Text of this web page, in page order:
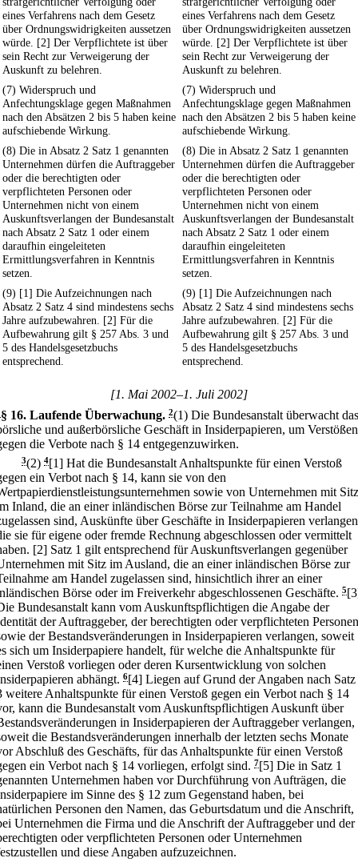
eines Verfahrens nach dem Gesetz
über Ordnungswidrigkeiten aussetzen
würde. [2] Der Verpflichtete ist über
sein Recht zur Verweigerung der
Auskunft zu belehren.
eines Verfahrens nach dem Gesetz
über Ordnungswidrigkeiten aussetzen
würde. [2] Der Verpflichtete ist über
sein Recht zur Verweigerung der
Auskunft zu belehren.
(7) Widerspruch und
Anfechtungsklage gegen Maßnahmen
nach den Absätzen 2 bis 5 haben keine
aufschiebende Wirkung.
(7) Widerspruch und
Anfechtungsklage gegen Maßnahmen
nach den Absätzen 2 bis 5 haben keine
aufschiebende Wirkung.
(8) Die in Absatz 2 Satz 1 genannten
Unternehmen dürfen die Auftraggeber
oder die berechtigten oder
verpflichteten Personen oder
Unternehmen nicht von einem
Auskunftsverlangen der Bundesanstalt
nach Absatz 2 Satz 1 oder einem
daraufhin eingeleiteten
Ermittlungsverfahren in Kenntnis
setzen.
(8) Die in Absatz 2 Satz 1 genannten
Unternehmen dürfen die Auftraggeber
oder die berechtigten oder
verpflichteten Personen oder
Unternehmen nicht von einem
Auskunftsverlangen der Bundesanstalt
nach Absatz 2 Satz 1 oder einem
daraufhin eingeleiteten
Ermittlungsverfahren in Kenntnis
setzen.
(9) [1] Die Aufzeichnungen nach
Absatz 2 Satz 4 sind mindestens sechs
Jahre aufzubewahren. [2] Für die
Aufbewahrung gilt § 257 Abs. 3 und
5 des Handelsgesetzbuchs
entsprechend.
(9) [1] Die Aufzeichnungen nach
Absatz 2 Satz 4 sind mindestens sechs
Jahre aufzubewahren. [2] Für die
Aufbewahrung gilt § 257 Abs. 3 und
5 des Handelsgesetzbuchs
entsprechend.
[1. Mai 2002–1. Juli 2002]
§ 16. Laufende Überwachung. 2(1) Die Bundesanstalt überwacht das
und außerbörsliche Geschäft in Insiderpapieren, um Verstößen
die Verbote nach § 14 entgegenzuwirken.
3(2) 4[1] Hat die Bundesanstalt Anhaltspunkte für einen Verstoß
ein Verbot nach § 14, kann sie von den
sowie von Unternehmen mit Sitz
Inland, die an einer inländischen Börse zur Teilnahme am Handel
sind, Auskünfte über Geschäfte in Insiderpapieren
sie für eigene oder fremde Rechnung abgeschlossen oder vermittelt
[2] Satz 1 gilt entsprechend für Auskunftsverlangen gegenüber
mit Sitz im Ausland, die an einer inländischen Börse zur
am Handel zugelassen sind, hinsichtlich ihrer an einer
Börse oder im Freiverkehr abgeschlossenen Geschäfte. 5
Bundesanstalt kann vom Auskunftspflichtigen die Angabe der
der Auftraggeber, der berechtigten oder verpflichteten Personen
der Bestandsveränderungen in Insiderpapieren verlangen, soweit
sich um Insiderpapiere handelt, für welche die Anhaltspunkte für
Verstoß vorliegen oder deren Kursentwicklung von solchen
abhängt. 6[4] Liegen auf Grund der Angaben nach Satz
weitere Anhaltspunkte für einen Verstoß gegen ein Verbot nach § 14
kann die Bundesanstalt vom Auskunftspflichtigen Auskunft über
in Insiderpapieren der Auftraggeber verlangen,
die Bestandsveränderungen innerhalb der letzten sechs Monate
Abschluß des Geschäfts, für das Anhaltspunkte für einen Verstoß
ein Verbot nach § 14 vorliegen, erfolgt sind. 7[5] Die in Satz 1
Unternehmen haben vor Durchführung von Aufträgen, die
im Sinne des § 12 zum Gegenstand haben, bei
Personen den Namen, das Geburtsdatum und die Anschrift,
Unternehmen die Firma und die Anschrift der Auftraggeber und der
oder verpflichteten Personen oder Unternehmen
und diese Angaben aufzuzeichnen.